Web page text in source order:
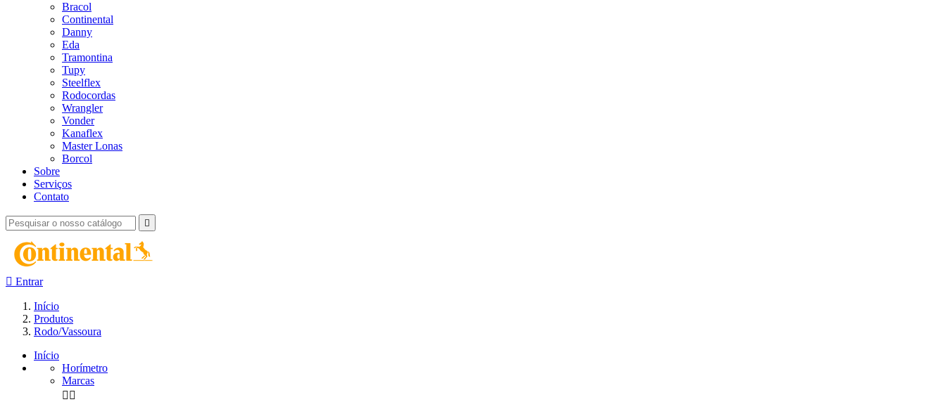
Bracol
Continental
Danny
Eda
Tramontina
Tupy
Steelflex
Rodocordas
Wrangler
Vonder
Kanaflex
Master Lonas
Borcol
Sobre
Serviços
Contato

 Entrar
Início
Produtos
Rodo/Vassoura
Início
Horímetro
Marcas
 